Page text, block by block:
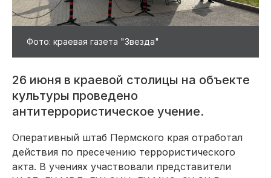
Фото: краевая газета "Звезда"
26 июня в краевой столицы на объекте
культуры проведено
антитеррористическое учение.
Оперативный штаб Пермского края отработал
действия по пресечению террористического
акта. В учениях участвовали представители